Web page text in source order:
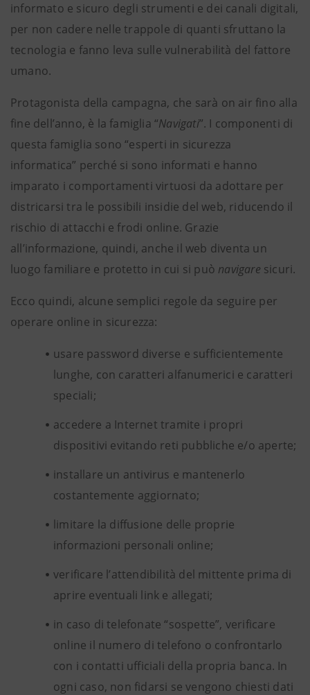
informato e sicuro degli strumenti e dei canali digitali,
per non cadere nelle trappole di quanti sfruttano la
tecnologia e fanno leva sulle vulnerabilità del fattore
umano.
Protagonista della campagna, che sarà on air fino alla
fine dell’anno, è la famiglia “Navigati”. I componenti di
questa famiglia sono “esperti in sicurezza
informatica” perché si sono informati e hanno
imparato i comportamenti virtuosi da adottare per
districarsi tra le possibili insidie del web, riducendo il
rischio di attacchi e frodi online. Grazie
all’informazione, quindi, anche il web diventa un
luogo familiare e protetto in cui si può navigare sicuri.
Ecco quindi, alcune semplici regole da seguire per
operare online in sicurezza:
usare password diverse e sufficientemente
lunghe, con caratteri alfanumerici e caratteri
speciali;
accedere a Internet tramite i propri
dispositivi evitando reti pubbliche e/o aperte;
installare un antivirus e mantenerlo
costantemente aggiornato;
limitare la diffusione delle proprie
informazioni personali online;
verificare l’attendibilità del mittente prima di
aprire eventuali link e allegati;
in caso di telefonate “sospette”, verificare
online il numero di telefono o confrontarlo
con i contatti ufficiali della propria banca. In
ogni caso, non fidarsi se vengono chiesti dati